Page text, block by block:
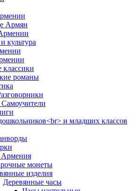
Армян
культура
классики
романы
и младших классов
монеты
изделия
Деревянные часы